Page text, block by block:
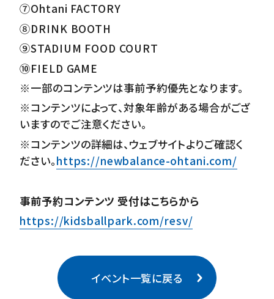
⑦Ohtani FACTORY
⑧DRINK BOOTH
⑨STADIUM FOOD COURT
⑩FIELD GAME
※一部のコンテンツは事前予約優先となります。
※コンテンツによって、対象年齢がある場合がござ
いますのでご注意ください。
※コンテンツの詳細は、ウェブサイトよりご確認く
ださい。https://newbalance-ohtani.com/
事前予約コンテンツ 受付はこちらから
https://kidsballpark.com/resv/
イベント一覧に戻る